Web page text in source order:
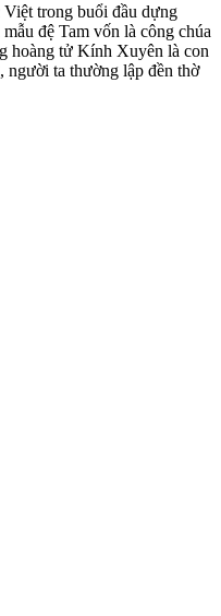
Việt trong buổi đầu dựng
đệ Tam vốn là công chúa
hoàng tử Kính Xuyên là con
người ta thường lập đền thờ